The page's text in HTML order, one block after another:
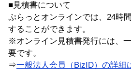
■見積書について
ぷらっとオンラインでは、24時
することができます。
※オンライン見積書発行には、
要です。
⇒一般法人会員（BizID）の詳細